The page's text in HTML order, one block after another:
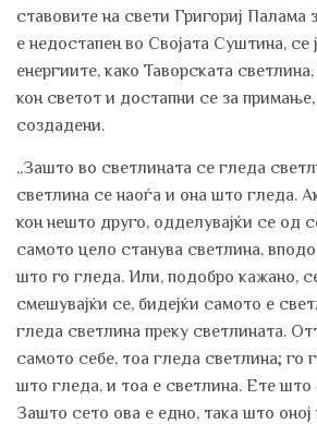
ставовите на свети Григориј Палама
е недостапен во Својата Суштина, се
енергиите, како Таворската
кон светот и достапни се за
создадени.
„Зашто во светлината се гледа
светлина се наоѓа и она што гледа.
кон нешто друго, одделувајќи се од
самото цело станува светлина,
што го гледа. Или, подобро кажано,
смешувајќи се, бидејќи самото е
гледа светлина преку светлината.
самото себе, тоа гледа светлина; го
што гледа, и тоа е светлина. Ете што
Зашто сето ова е едно, така што